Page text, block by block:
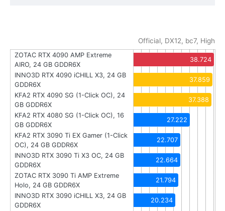
Official, DX12, bc7, High
ZOTAC RTX 4090 AMP Extreme
AIRO, 24 GB GDDR6X
38.724
INNO3D RTX 4090 iCHILL X3, 24 GB
GDDR6X
37.859
KFA2 RTX 4090 SG (1-Click OC), 24
GB GDDR6X
37.388
KFA2 RTX 4080 SG (1-Click OC), 16
GB GDDR6X
27.222
KFA2 RTX 3090 Ti EX Gamer (1-Click
OC), 24 GB GDDR6X
22.707
INNO3D RTX 3090 Ti X3 OC, 24 GB
GDDR6X
22.664
ZOTAC RTX 3090 Ti AMP Extreme
Holo, 24 GB GDDR6X
21.794
INNO3D RTX 3090 iCHILL X3, 24 GB
GDDR6X
20.234